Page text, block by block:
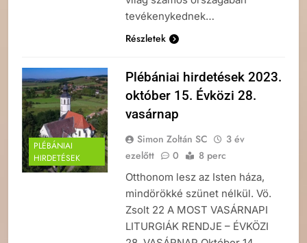
tevékenykednek…
Részletek
PLÉBÁNIAI
HIRDETÉSEK
Plébániai hirdetések 2023.
október 15. Évközi 28.
vasárnap
Simon Zoltán SC
3 év
ezelőtt
0 8 perc
Otthonom lesz az Isten háza,
mindörökké szünet nélkül. Vö.
Zsolt 22 A MOST VASÁRNAPI
LITURGIÁK RENDJE – ÉVKÖZI